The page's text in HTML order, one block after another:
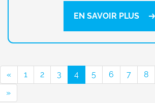
EN SAVOIR PLUS
« 1 2 3 4 5 6 7 8
»